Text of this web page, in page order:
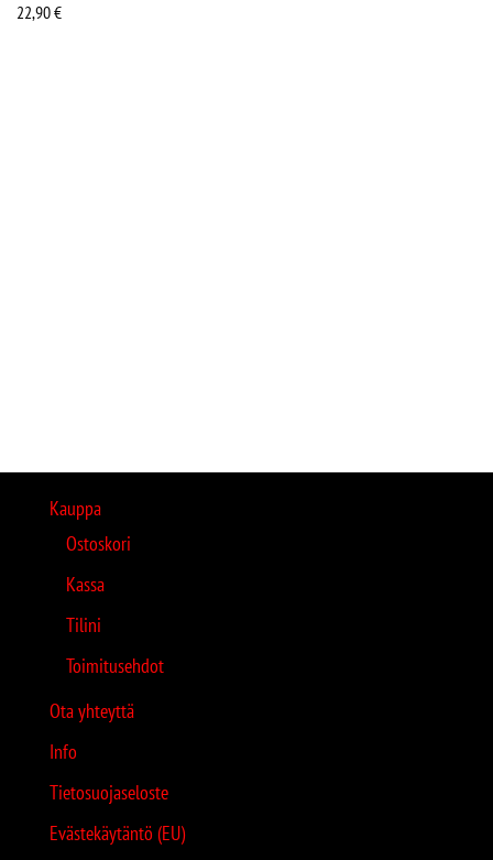
22,90€
Kauppa
Ostoskori
Kassa
Tilini
Toimitusehdot
Ota yhteyttä
Info
Tietosuojaseloste
Evästekäytäntö (EU)